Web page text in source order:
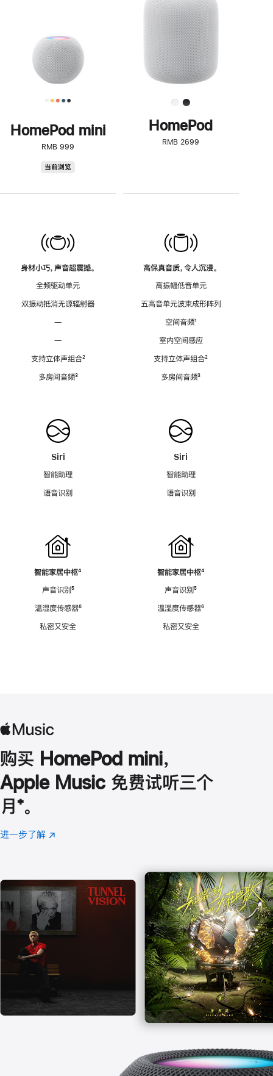
HomePod mini
RMB 999
当前浏览
身材小巧，声音超震撼。
全频驱动单元
双振动抵消无源辐射器
—
—
支持立体声组合脚
²
多房间音频脚
³
Siri
智能助理
语音识别
智能家居中枢脚
⁴
声音识别脚
⁵
温湿度传感器脚
⁶
私密又安全
了
解
HomePod<
HomePod
RMB 2699
高保真音质，令人沉浸。
高振幅低音单元
五高音单元波束成形阵列
空间音频脚
¹
室内空间感应
支持立体声组合脚
²
多房间音频脚
³
Siri
智能助理
语音识别
智能家居中枢脚
⁴
声音识别脚
⁵
温湿度传感器脚
⁶
私密又安全
购买 HomePod mini，
Apple Music 免费试听三个
月 脚
注
⁺。
进一步了解 Apple
(在
口
中
打
开)